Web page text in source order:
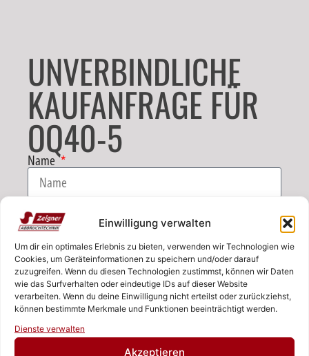
Einwilligung verwalten
Um dir ein optimales Erlebnis zu bieten, verwenden wir Technologien wie
Cookies, um Geräteinformationen zu speichern und/oder darauf
zuzugreifen. Wenn du diesen Technologien zustimmst, können wir Daten
wie das Surfverhalten oder eindeutige IDs auf dieser Website
verarbeiten. Wenn du deine Einwilligung nicht erteilst oder zurückziehst,
können bestimmte Merkmale und Funktionen beeinträchtigt werden.
Dienste verwalten
Akzeptieren
UNVERBINDLICHE
KAUFANFRAGE FÜR
OQ40-5
Name
E-Mail
Telefon
Nachricht Rufen Sie uns an!